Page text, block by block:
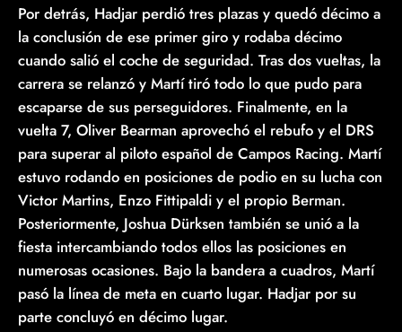
Por detrás, Hadjar perdió tres plazas y quedó décimo a
la conclusión de ese primer giro y rodaba décimo
cuando salió el coche de seguridad. Tras dos vueltas, la
carrera se relanzó y Martí tiró todo lo que pudo para
escaparse de sus perseguidores. Finalmente, en la
vuelta 7, Oliver Bearman aprovechó el rebufo y el DRS
para superar al piloto español de Campos Racing. Martí
estuvo rodando en posiciones de podio en su lucha con
Victor Martins, Enzo Fittipaldi y el propio Berman.
Posteriormente, Joshua Dürksen también se unió a la
fiesta intercambiando todos ellos las posiciones en
numerosas ocasiones. Bajo la bandera a cuadros, Martí
pasó la línea de meta en cuarto lugar. Hadjar por su
parte concluyó en décimo lugar.